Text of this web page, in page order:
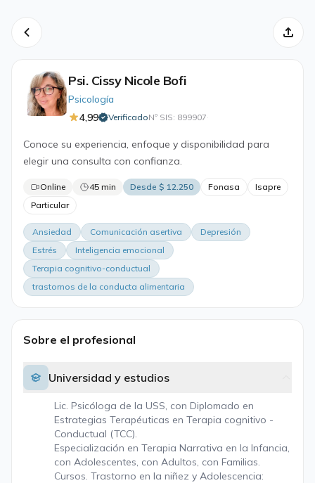
Psi. Cissy Nicole Bofi
Psicología
4,99
VerificadoNº SIS: 899907·
Conoce su experiencia, enfoque y disponibilidad para
elegir una consulta con confianza.
Online 45 min Desde $ 12.250 Fonasa
Isapre
Particular
Ansiedad Comunicación asertiva
Depresión
Estrés
Inteligencia emocional
Terapia cognitivo-conductual
trastornos de la conducta alimentaria
Sobre el profesional
Universidad y estudios
Lic. Psicóloga de la USS, con Diplomado en
Estrategias Terapéuticas en Terapia cognitivo -
Conductual (TCC).
Especialización en Terapia Narrativa en la Infancia,
con Adolescentes, con Adultos, con Familias.
Cursos. Trastorno en la niñez y Adolescencia: